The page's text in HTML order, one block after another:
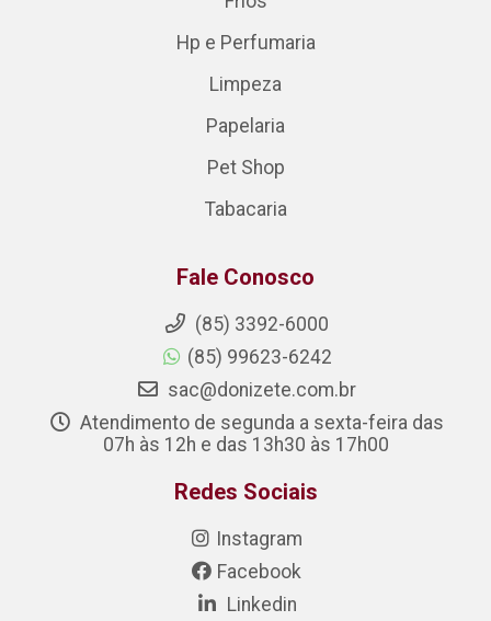
Hp e Perfumaria
Limpeza
Papelaria
Pet Shop
Tabacaria
Fale Conosco
(85) 3392-6000
(85) 99623-6242
sac@donizete.com.br
Atendimento de segunda a sexta-feira das
07h às 12h e das 13h30 às 17h00
Redes Sociais
Instagram
Facebook
Linkedin